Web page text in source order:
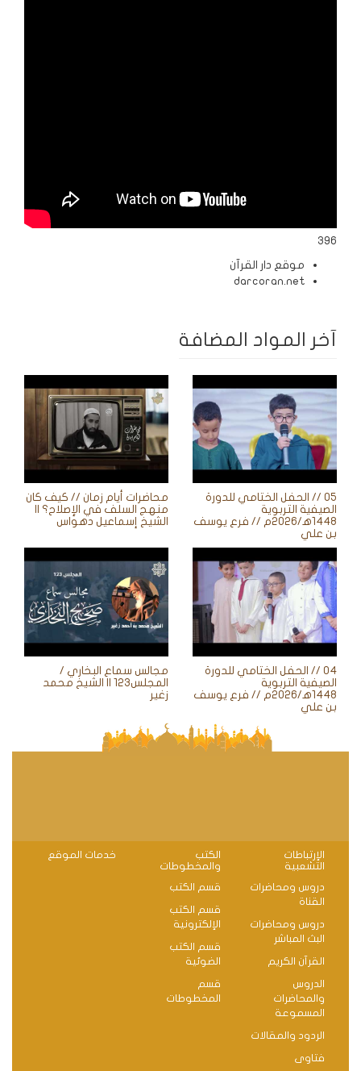
396
موقع دار القرآن
darcoran.net
آخر المواد المضافة
محاضرات أيام زمان // كيف كان
منهج السلف في الإصلاح؟ ||
الشيخ إسماعيل دهواس
05 // الحفل الختامي للدورة
الصيفية التربوية
1448ه‍/2026م // فرع يوسف
بن علي
مجالس سماع البخاري /
المجلس123 || الشيخ محمد
زغير
04 // الحفل الختامي للدورة
الصيفية التربوية
1448ه‍/2026م // فرع يوسف
بن علي
الإرتباطات
التشعبية
دروس ومحاضرات
القناة
دروس ومحاضرات
البث المباشر
القرآن الكريم
الدروس
والمحاضرات
المسموعة
الردود والمقالات
فتاوى
الكتب
والمخطوطات
قسم الكتب
قسم الكتب
الإلكترونية
قسم الكتب
الضوئية
قسم
المخطوطات
خدمات الموقع